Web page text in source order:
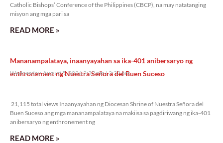
Catholic Bishops’ Conference of the Philippines (CBCP), na may natatanging
misyon ang mga pari sa
READ MORE »
Mananampalataya, inaanyayahan sa ika-401 anibersaryo ng
enthronement ng Nuestra Señora del Buen Suceso
Wednesday, August 5, 2026 2:32 pm 2:32 pm
21,115 total views Inaanyayahan ng Diocesan Shrine of Nuestra Señora del
Buen Suceso ang mga mananampalataya na makiisa sa pagdiriwang ng ika-401
anibersaryo ng enthronement ng
READ MORE »